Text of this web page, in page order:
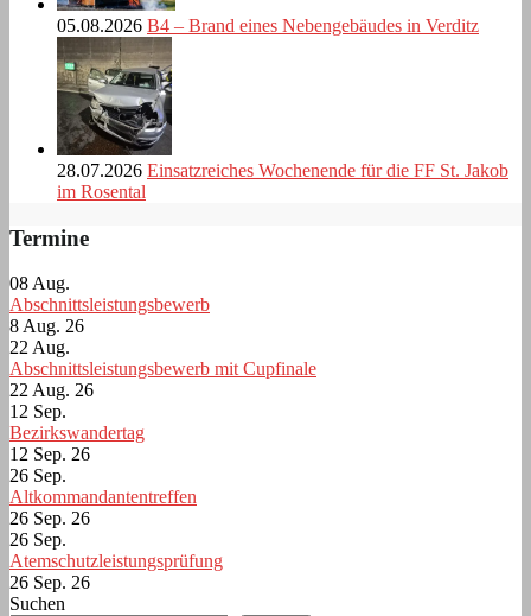
05.08.2026 B4 – Brand eines Nebengebäudes in Verditz
28.07.2026 Einsatzreiches Wochenende für die FF St. Jakob
im Rosental
Termine
08 Aug.
Abschnittsleistungsbewerb
8 Aug. 26
22 Aug.
Abschnittsleistungsbewerb mit Cupfinale
22 Aug. 26
12 Sep.
Bezirkswandertag
12 Sep. 26
26 Sep.
Altkommandantentreffen
26 Sep. 26
26 Sep.
Atemschutzleistungsprüfung
26 Sep. 26
Suchen